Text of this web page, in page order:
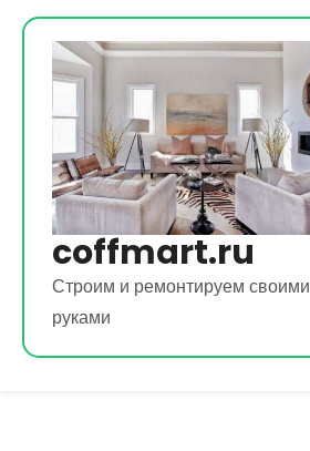
Перейти
содержимому
coffmart.ru
Строим и ремонтируем своими
руками